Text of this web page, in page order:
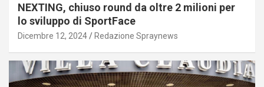
NEXTING, chiuso round da oltre 2 milioni per
lo sviluppo di SportFace
Dicembre 12, 2024 Redazione Spraynews